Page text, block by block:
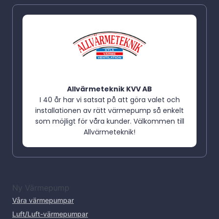
Allvärmeteknik KVV AB
I 40 år har vi satsat på att göra valet och
installationen av rätt värmepump så enkelt
som möjligt för våra kunder. Välkommen till
Allvärmeteknik!
Ny Värmepump
Våra värmepumpar
Luft/Luft-värmepumpar